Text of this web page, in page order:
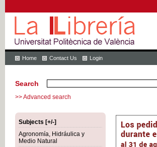
Home Contact Us Login
Search
>> Advanced search
Subjects [+/-]
Agronomía, Hidráulica y
Medio Natural